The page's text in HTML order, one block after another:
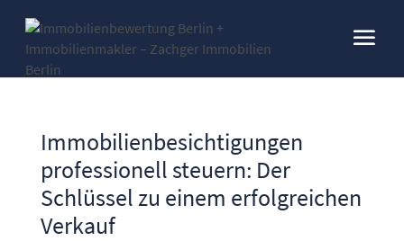
Immobilienbesichtigungen
professionell steuern: Der
Schlüssel zu einem erfolgreichen
Verkauf